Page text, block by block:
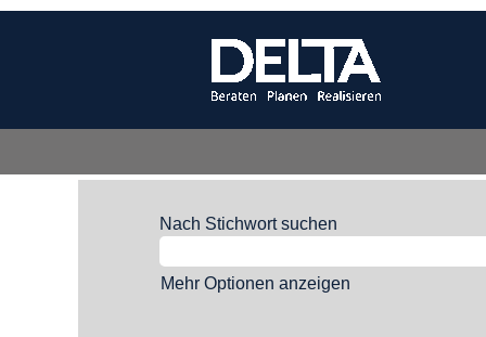
Nach Stichwort suchen
Mehr Optionen anzeigen